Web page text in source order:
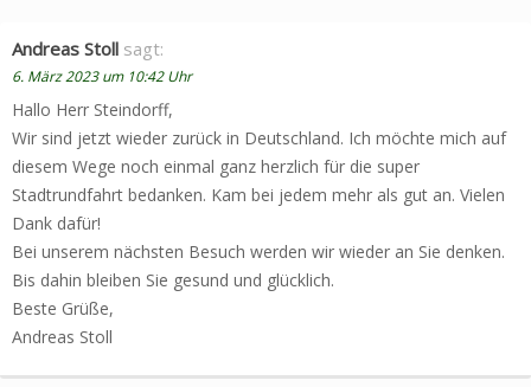
Andreas Stoll sagt:
6. März 2023 um 10:42 Uhr
Hallo Herr Steindorff,
Wir sind jetzt wieder zurück in Deutschland. Ich möchte mich auf
diesem Wege noch einmal ganz herzlich für die super
Stadtrundfahrt bedanken. Kam bei jedem mehr als gut an. Vielen
Dank dafür!
Bei unserem nächsten Besuch werden wir wieder an Sie denken.
Bis dahin bleiben Sie gesund und glücklich.
Beste Grüße,
Andreas Stoll